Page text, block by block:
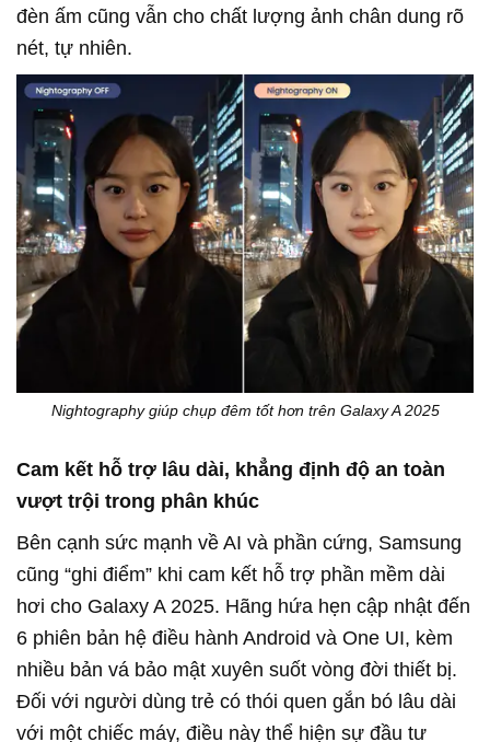
đèn ấm cũng vẫn cho chất lượng ảnh chân dung rõ
nét, tự nhiên.
Nightography giúp chụp đêm tốt hơn trên Galaxy A 2025
Cam kết hỗ trợ lâu dài, khẳng định độ an toàn
vượt trội trong phân khúc
Bên cạnh sức mạnh về AI và phần cứng, Samsung
cũng “ghi điểm” khi cam kết hỗ trợ phần mềm dài
hơi cho Galaxy A 2025. Hãng hứa hẹn cập nhật đến
6 phiên bản hệ điều hành Android và One UI, kèm
nhiều bản vá bảo mật xuyên suốt vòng đời thiết bị.
Đối với người dùng trẻ có thói quen gắn bó lâu dài
với một chiếc máy, điều này thể hiện sự đầu tư